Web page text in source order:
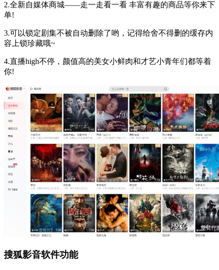
2.全新自媒体商城——走一走看一看 丰富有趣的商品等你来下
单!
3.可以锁定剧集不被自动删除了哟，记得给舍不得删的缓存内
容上锁珍藏哦~
4.直播high不停，颜值高的美女小鲜肉和才艺小青年们都等着
你!
搜狐影音软件功能